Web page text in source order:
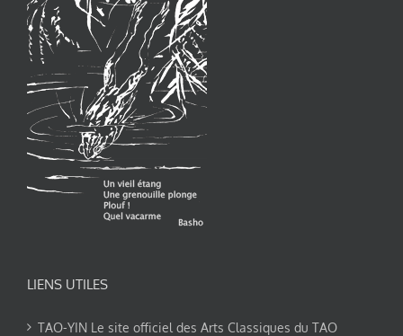
LIENS UTILES
TAO-YIN Le site officiel des Arts Classiques du TAO